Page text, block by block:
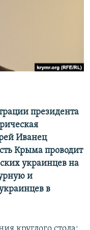
президента
Иванец
Крыма проводит
украинцев на
и
в